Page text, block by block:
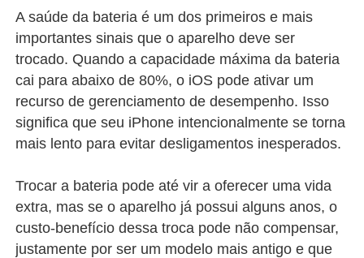
A saúde da bateria é um dos primeiros e mais
importantes sinais que o aparelho deve ser
trocado. Quando a capacidade máxima da bateria
cai para abaixo de 80%, o iOS pode ativar um
recurso de gerenciamento de desempenho. Isso
significa que seu iPhone intencionalmente se torna
mais lento para evitar desligamentos inesperados.
Trocar a bateria pode até vir a oferecer uma vida
extra, mas se o aparelho já possui alguns anos, o
custo-benefício dessa troca pode não compensar,
justamente por ser um modelo mais antigo e que